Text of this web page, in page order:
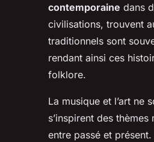
contemporaine dans
civilisations, trouvent
traditionnels sont
rendant ainsi ces
folklore.
La musique et l’art ne
s’inspirent des
entre passé et